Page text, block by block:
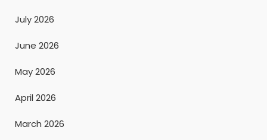
July 2026
June 2026
May 2026
April 2026
March 2026